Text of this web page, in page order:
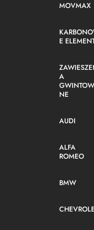
MOVMAX
E
A
NE
AUDI
ALFA
ROMEO
BMW